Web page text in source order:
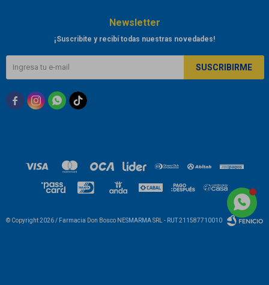
Newsletter
¡Suscribite y recibí todas nuestras novedades!
SUSCRIBIRME
  
© Copyright 2026 / Farmacia Don Bosco NESMARMA SRL - RUT 211587710010